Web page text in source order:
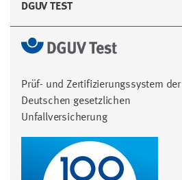
DGUV TEST
Prüf- und Zertifizierungssystem der
Deutschen gesetzlichen
Unfallversicherung